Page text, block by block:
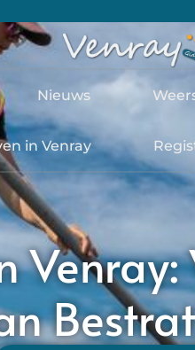
Nieuws
in Venray